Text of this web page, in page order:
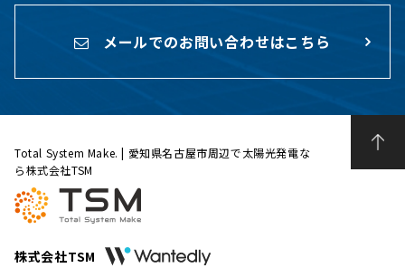
メールでのお問い合わせはこちら
Total System Make. | 愛知県名古屋市周辺で太陽光発電な
ら株式会社TSM
株式会社TSM